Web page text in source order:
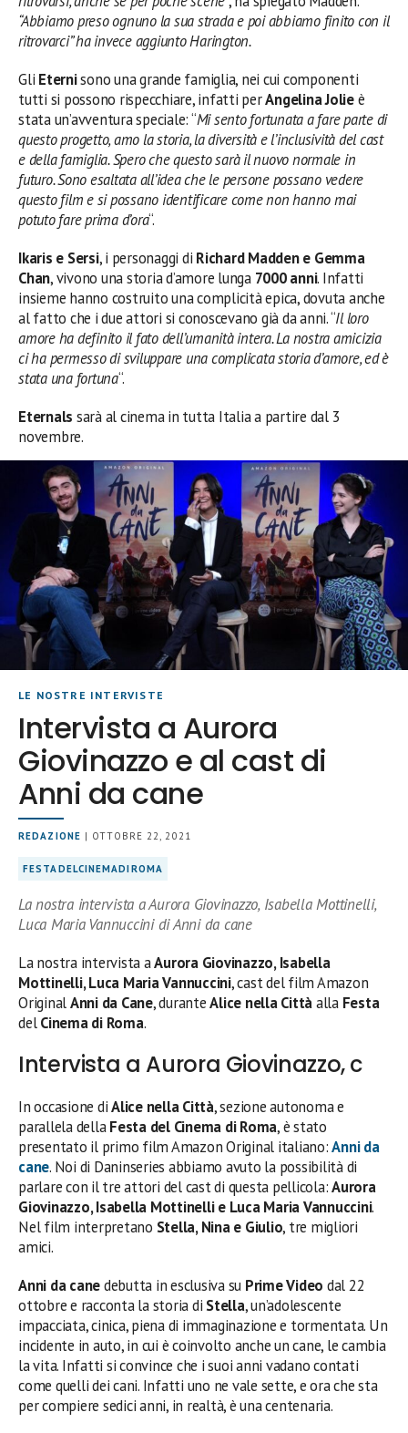
“Abbiamo preso ognuno la sua strada e poi abbiamo finito con il
ritrovarci” ha invece aggiunto Harington.
Gli Eternisono una grande famiglia, nei cui componenti
tutti si possono rispecchiare, infatti perAngelina Jolieè
stata un’avventura speciale: “Mi sento fortunata a fare parte di
questo progetto, amo la storia, la diversità e l’inclusività del cast
e della famiglia. Spero che questo sarà il nuovo normale in
futuro. Sono esaltata all’idea che le persone possano vedere
questo film e si possano identificare come non hanno mai
potuto fare prima d’ora“.
Ikaris e Sersi, i personaggi di Richard Madden e Gemma
Chan, vivono una storia d’amore lunga 7000 anni. Infatti
insieme hanno costruito una complicità epica, dovuta anche
al fatto che i due attori si conoscevano già da anni. “Il loro
amore ha definito il fato dell’umanità intera. La nostra amicizia
ci ha permesso di sviluppare una complicata storia d’amore, ed è
stata una fortuna“.
Eternals sarà al cinema in tutta Italia a partire dal 3
novembre.
LE NOSTRE INTERVISTE
Intervista a Aurora
Giovinazzo e al cast di
Anni da cane
REDAZIONE | OTTOBRE 22, 2021
FESTADELCINEMADIROMA
La nostra intervista a Aurora Giovinazzo, Isabella Mottinelli,
Luca Maria Vannuccini di Anni da cane
La nostra intervista aAurora Giovinazzo, Isabella
Mottinelli, Luca Maria Vannuccini, cast del film Amazon
OriginalAnni da Cane, duranteAlice nella Cittàalla Festa
delCinema di Roma.
Intervista a Aurora Giovinazzo, c
In occasione diAlice nella Città, sezione autonoma e
parallela dellaFesta del Cinema di Roma, è stato
presentato il primo film Amazon Original italiano:Anni da
cane. Noi di Daninseries abbiamo avuto la possibilità di
parlare con il tre attori del cast di questa pellicola:Aurora
Giovinazzo, Isabella Mottinelli e Luca Maria Vannuccini.
Nel film interpretano Stella, Nina e Giulio, tre migliori
amici.
Anni da canedebutta in esclusiva su Prime Video dal 22
ottobre e racconta la storia di Stella, un’adolescente
impacciata, cinica, piena di immaginazione e tormentata. Un
incidente in auto, in cui è coinvolto anche un cane, le cambia
la vita. Infatti si convince che i suoi anni vadano contati
come quelli dei cani. Infatti uno ne vale sette, e ora che sta
per compiere sedici anni, in realtà, è una centenaria.